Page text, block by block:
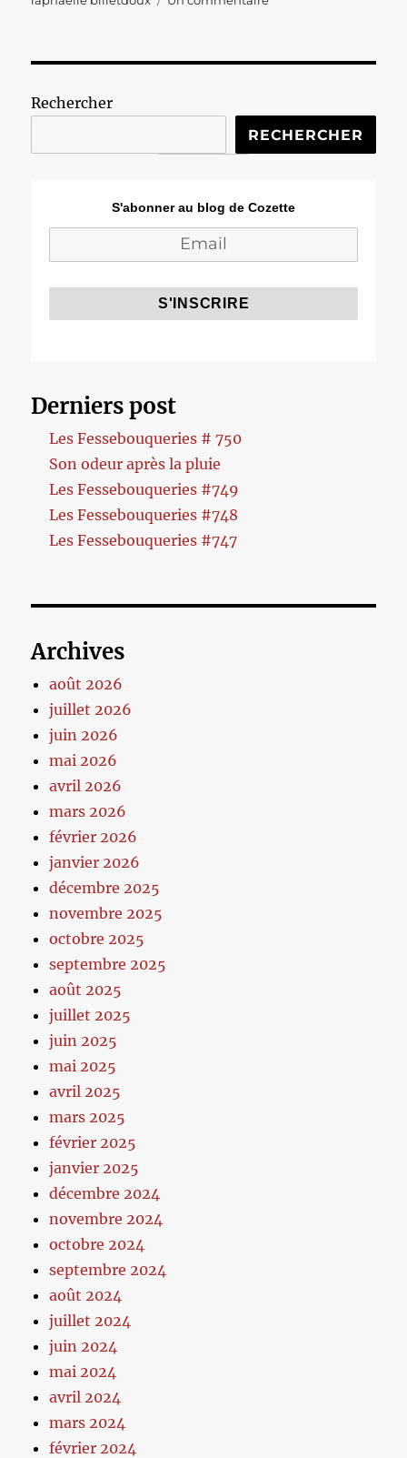
mettrez
un
gros
Rechercher
RECHERCHER
S'abonner au blog de Cozette
Derniers post
Les Fessebouqueries # 750
Son odeur après la pluie
Les Fessebouqueries #749
Les Fessebouqueries #748
Les Fessebouqueries #747
Archives
août 2026
juillet 2026
juin 2026
mai 2026
avril 2026
mars 2026
février 2026
janvier 2026
décembre 2025
novembre 2025
octobre 2025
septembre 2025
août 2025
juillet 2025
juin 2025
mai 2025
avril 2025
mars 2025
février 2025
janvier 2025
décembre 2024
novembre 2024
octobre 2024
septembre 2024
août 2024
juillet 2024
juin 2024
mai 2024
avril 2024
mars 2024
février 2024